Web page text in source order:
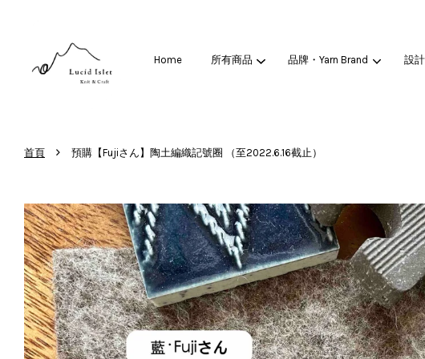
Home 所有商品 品牌・Yarn Brand 設
首頁 › 預購【Fujiさん】陶土編織記號圈 （至2022.6.16截止）